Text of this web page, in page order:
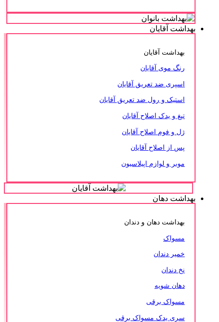
بهداشت آقایان
بهداشت آقایان
رنگ موی آقایان
اسپری ضد تعریق آقایان
استیک و رول ضد تعریق آقایان
تیغ و یدک اصلاح آقایان
ژل و فوم اصلاح آقایان
پس از اصلاح آقایان
موبر و لوازم اپیلاسیون
بهداشت دهان
بهداشت دهان و دندان
مسواک
خمیر دندان
نخ دندان
دهان شویه
مسواک برقی
سری یدک مسواک برقی